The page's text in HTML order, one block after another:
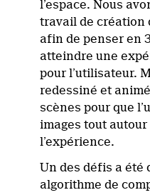
l’espace. Nous
travail de création
afin de penser en
atteindre une
pour l’utilisateur.
redessiné et
scènes pour que
images tout
l’expérience.
Un des défis a été
algorithme de